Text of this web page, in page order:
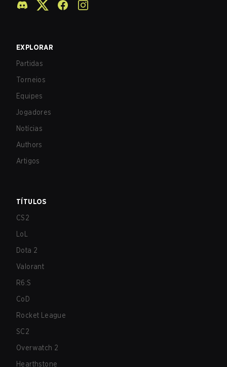
EXPLORAR
Partidas
Torneios
Equipes
Jogadores
Notícias
Authors
Artigos
TÍTULOS
CS2
LoL
Dota 2
Valorant
R6:S
CoD
Rocket League
SC2
Overwatch 2
Hearthstone